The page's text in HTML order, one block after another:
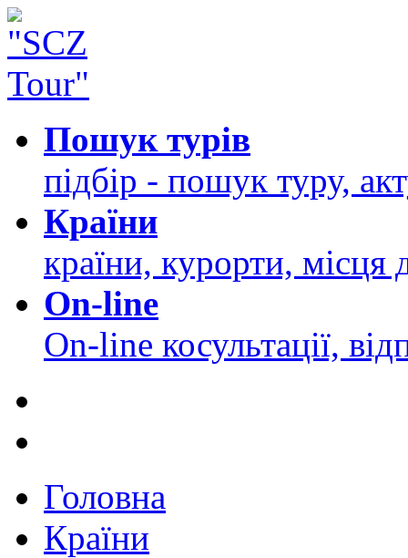
Пошук турів
підбір - пошук туру,
Країни
країни, курорти, місця
On-line
On-line косультації,
Головна
Країни